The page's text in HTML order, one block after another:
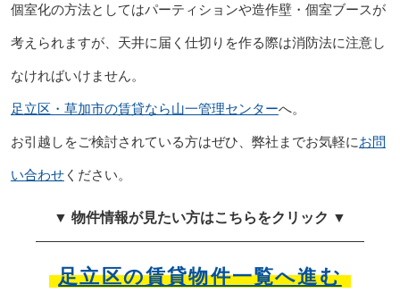
個室化の方法としてはパーティションや造作壁・個室ブースが
考えられますが、天井に届く仕切りを作る際は消防法に注意し
なければいけません。
足立区・草加市の賃貸なら山一管理センターへ。
お引越しをご検討されている方はぜひ、弊社までお気軽にお問
い合わせください。
▼ 物件情報が見たい方はこちらをクリック ▼
足立区の賃貸物件一覧へ進む